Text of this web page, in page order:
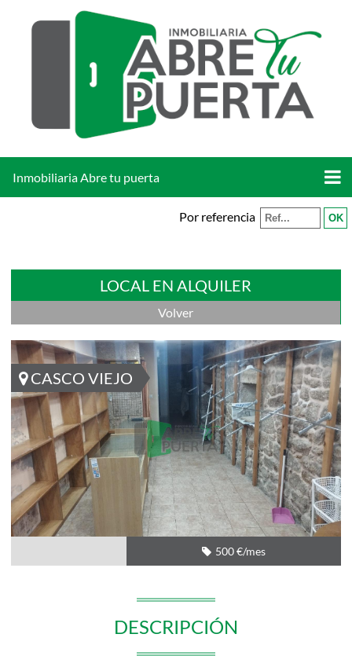
Inmobiliaria Abre tu puerta
Por referencia
LOCAL EN ALQUILER
Volver
CASCO VIEJO
500 €/mes
DESCRIPCIÓN